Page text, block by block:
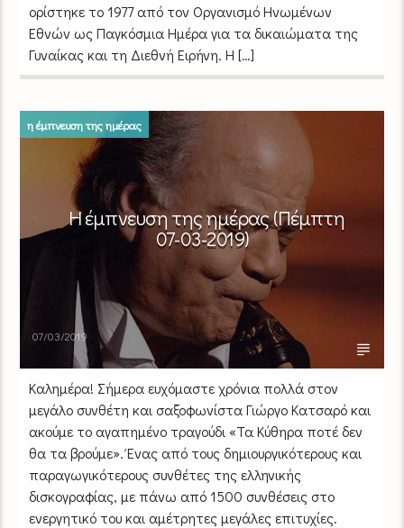
ορίστηκε το 1977 από τον Οργανισμό Ηνωμένων
Εθνών ως Παγκόσμια Ημέρα για τα δικαιώματα της
Γυναίκας και τη Διεθνή Ειρήνη. Η […]
η έμπνευση της ημέρας
Η έμπνευση της ημέρας (Πέμπτη
07-03-2019)
07/03/2019
Καλημέρα! Σήμερα ευχόμαστε χρόνια πολλά στον
μεγάλο συνθέτη και σαξοφωνίστα Γιώργο Κατσαρό και
ακούμε το αγαπημένο τραγούδι «Τα Κύθηρα ποτέ δεν
θα τα βρούμε». Ένας από τους δημιουργικότερους και
παραγωγικότερους συνθέτες της ελληνικής
δισκογραφίας, με πάνω από 1500 συνθέσεις στο
ενεργητικό του και αμέτρητες μεγάλες επιτυχίες.